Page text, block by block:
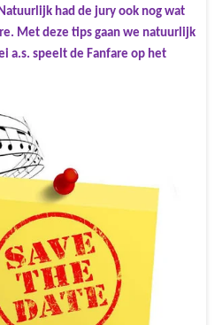
had de jury ook nog wat
Met deze tips gaan we natuurlijk
a.s. speelt de Fanfare op het